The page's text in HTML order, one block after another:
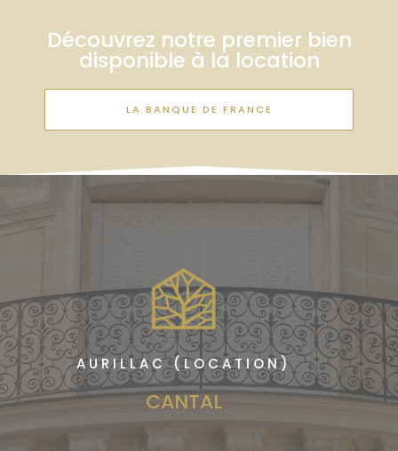
Découvrez notre premier bien
disponible à la location
LA BANQUE DE FRANCE
AURILLAC (LOCATION)
CANTAL